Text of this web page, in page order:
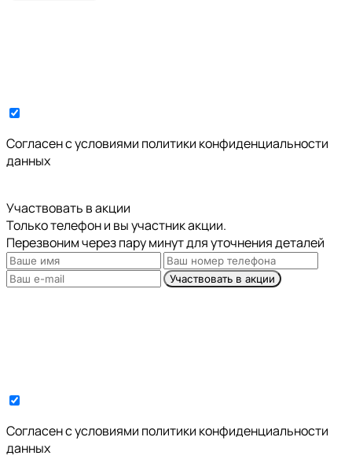
Cогласен с условиями политики конфиденциальности
данных
Участвовать в акции
Только телефон и вы участник акции.
Перезвоним через пару минут для уточнения деталей
Участвовать в акции
Cогласен с условиями политики конфиденциальности
данных